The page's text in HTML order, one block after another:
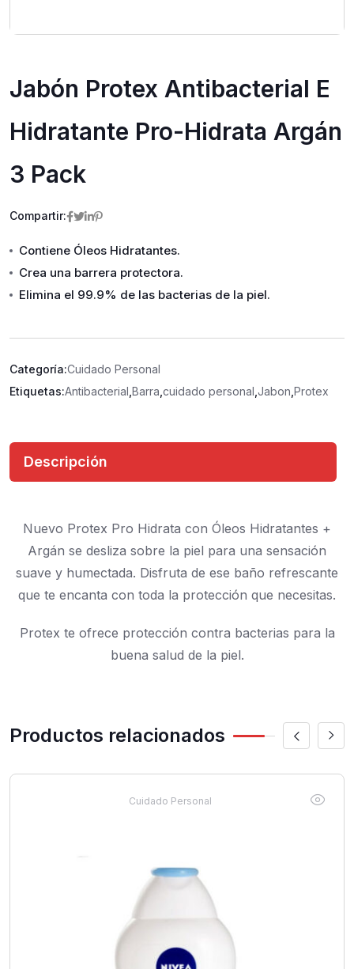
Jabón Protex Antibacterial E
Hidratante Pro-Hidrata Argán
3 Pack
Compartir:
Contiene Óleos Hidratantes.
Crea una barrera protectora.
Elimina el 99.9% de las bacterias de la piel.
Categoría:Cuidado Personal
Etiquetas:Antibacterial Barra cuidado personal Jabon Protex
Descripción
Nuevo Protex Pro Hidrata con Óleos Hidratantes +
Argán se desliza sobre la piel para una sensación
suave y humectada. Disfruta de ese baño refrescante
que te encanta con toda la protección que necesitas.
Protex te ofrece protección contra bacterias para la
buena salud de la piel.
Productos relacionados
Cuidado Personal